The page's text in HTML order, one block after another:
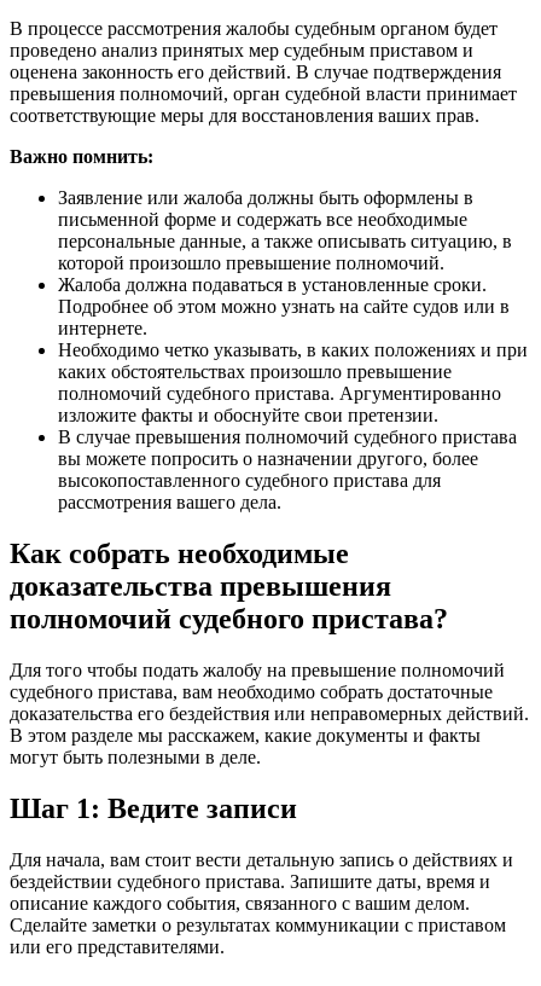
В процессе рассмотрения жалобы судебным органом будет
проведено анализ принятых мер судебным приставом и
оценена законность его действий. В случае подтверждения
превышения полномочий, орган судебной власти принимает
соответствующие меры для восстановления ваших прав.
Важно помнить:
Заявление или жалоба должны быть оформлены в
письменной форме и содержать все необходимые
персональные данные, а также описывать ситуацию, в
которой произошло превышение полномочий.
Жалоба должна подаваться в установленные сроки.
Подробнее об этом можно узнать на сайте судов или в
интернете.
Необходимо четко указывать, в каких положениях и при
каких обстоятельствах произошло превышение
полномочий судебного пристава. Аргументированно
изложите факты и обоснуйте свои претензии.
В случае превышения полномочий судебного пристава
вы можете попросить о назначении другого, более
высокопоставленного судебного пристава для
рассмотрения вашего дела.
Как собрать необходимые
доказательства превышения
полномочий судебного пристава?
Для того чтобы подать жалобу на превышение полномочий
судебного пристава, вам необходимо собрать достаточные
доказательства его бездействия или неправомерных действий.
В этом разделе мы расскажем, какие документы и факты
могут быть полезными в деле.
Шаг 1: Ведите записи
Для начала, вам стоит вести детальную запись о действиях и
бездействии судебного пристава. Запишите даты, время и
описание каждого события, связанного с вашим делом.
Сделайте заметки о результатах коммуникации с приставом
или его представителями.